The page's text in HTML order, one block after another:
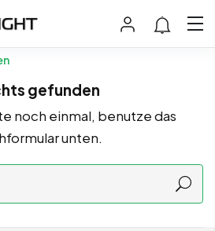
gefunden
noch einmal, benutze das
unten.